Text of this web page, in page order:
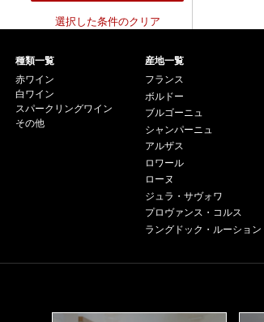
選択した条件のクリア
種類一覧
赤ワイン
白ワイン
スパークリングワイン
その他
産地一覧
フランス
ボルドー
ブルゴーニュ
シャンパーニュ
アルザス
ロワール
ローヌ
ジュラ・サヴォワ
プロヴァンス・コルス
ラングドック・ルーション